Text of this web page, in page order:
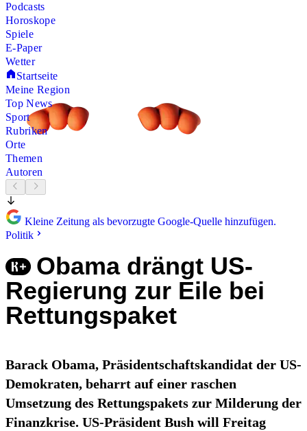
Podcasts
Horoskope
Spiele
E-Paper
Wetter
Startseite
Meine Region
Top News
Sport
Rubriken
Orte
Themen
Autoren
Kleine Zeitung als bevorzugte Google-Quelle hinzufügen.
Politik
Obama drängt US-
Regierung zur Eile bei
Rettungspaket
Barack Obama, Präsidentschaftskandidat der US-
Demokraten, beharrt auf einer raschen
Umsetzung des Rettungspakets zur Milderung der
Finanzkrise. US-Präsident Bush will Freitag